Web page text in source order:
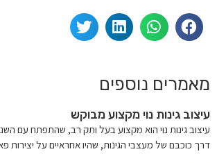
מאמרים נוספים
עיצוב גינות נוי מקצוע מבוקש
עיצוב גינות נוי הוא מקצוע בעל ותק רב, שהתפתח עם
דרך כוכבם של מעצבי הגינות, שהיו אחראיים על יצירות